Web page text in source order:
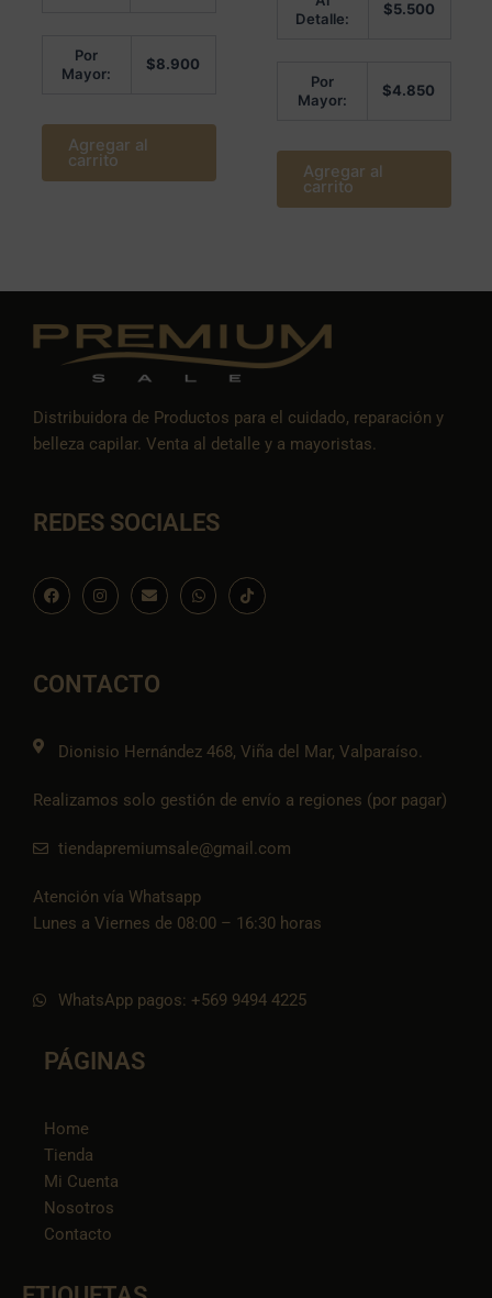
Por
Mayor:
$8.900
Agregar al
carrito
Detalle:
$5.500
Por
Mayor:
$4.850
Agregar al
carrito
Distribuidora de Productos para el cuidado, reparación y
belleza capilar. Venta al detalle y a mayoristas.
REDES SOCIALES
F
a
c
o
k
I
n
s
r
a
E
n
v
p
e
W
h
a
I
c
o
CONTACTO
Dionisio Hernández 468, Viña del Mar, Valparaíso.
Realizamos solo gestión de envío a regiones (por pagar)
tiendapremiumsale@gmail.com
Atención vía Whatsapp
Lunes a Viernes de 08:00 – 16:30 horas
WhatsApp pagos: +569 9494 4225
PÁGINAS
Home
Tienda
Mi Cuenta
Nosotros
Contacto